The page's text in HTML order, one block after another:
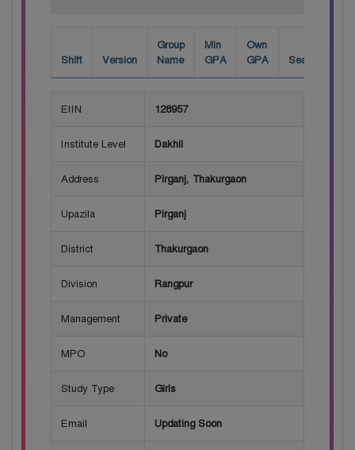
Shift Version
Group
Name
Min
GPA
Own
GPA
Seat
EIIN 128957
Institute Level Dakhil
Address Pirganj, Thakurgaon
Upazila Pirganj
District Thakurgaon
Division Rangpur
Management Private
MPO No
Study Type Girls
Email Updating Soon